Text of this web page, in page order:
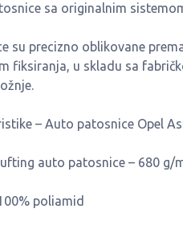
sa originalnim
su precizno oblikovane
fiksiranja, u skladu sa
– Auto patosnice Opel
auto patosnice – 680 g/
poliamid